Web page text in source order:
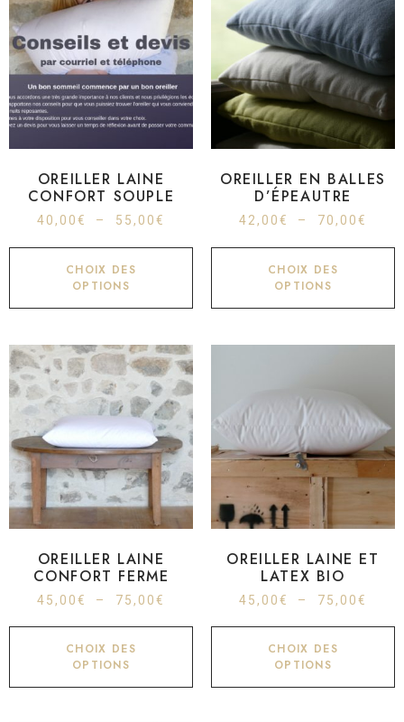
OREILLER LAINE
CONFORT SOUPLE
40,00€ – 55,00€
CHOIX DES
OPTIONS
OREILLER EN BALLES
D’ÉPEAUTRE
42,00€ – 70,00€
CHOIX DES
OPTIONS
OREILLER LAINE
CONFORT FERME
45,00€ – 75,00€
CHOIX DES
OPTIONS
OREILLER LAINE ET
LATEX BIO
45,00€ – 75,00€
CHOIX DES
OPTIONS